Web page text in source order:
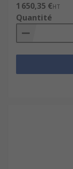
1 650,35 €HT
Quantité